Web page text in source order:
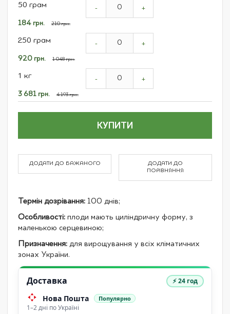
product
50 грам
Спеціальна
184 грн. 210 грн.
- +
250 грам
Спеціальна
920 грн. 1 048 грн.
- +
1 кг
Спеціальна
ціна
3 681 грн. 4 193 грн.
- +
КУПИТИ
ДОДАТИ ДО БАЖАНОГО
ДОДАТИ ДО
ПОРІВНЯННЯ
Термін дозрівання: 100 днів;
Особливості: плоди мають циліндричну форму, з
маленькою серцевиною;
Призначення: для вирощування у всіх кліматичних
зонах України.
Доставка ⚡ 24 год
Нова Пошта Популярно
1–2 дні по Україні